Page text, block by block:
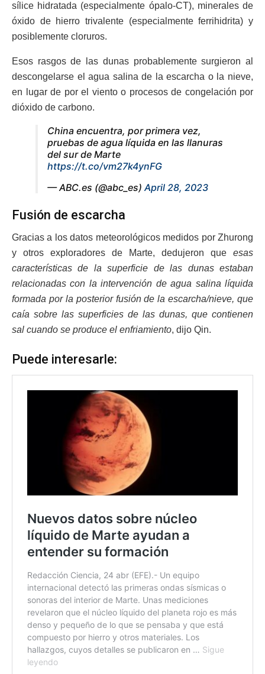
sílice hidratada (especialmente ópalo-CT), minerales de
óxido de hierro trivalente (especialmente ferrihidrita) y
posiblemente cloruros.
Esos rasgos de las dunas probablemente surgieron al
descongelarse el agua salina de la escarcha o la nieve,
en lugar de por el viento o procesos de congelación por
dióxido de carbono.
China encuentra, por primera vez,
pruebas de agua líquida en las llanuras
del sur de Marte
https://t.co/vm27k4ynFG
— ABC.es (@abc_es)April 28, 2023
Fusión de escarcha
Gracias a los datos meteorológicos medidos por Zhurong
y otros exploradores de Marte, dedujeron que esas
características de la superficie de las dunas estaban
relacionadas con la intervención de agua salina líquida
formada por la posterior fusión de la escarcha/nieve, que
caía sobre las superficies de las dunas, que contienen
sal cuando se produce el enfriamiento, dijo Qin.
Puede interesarle: